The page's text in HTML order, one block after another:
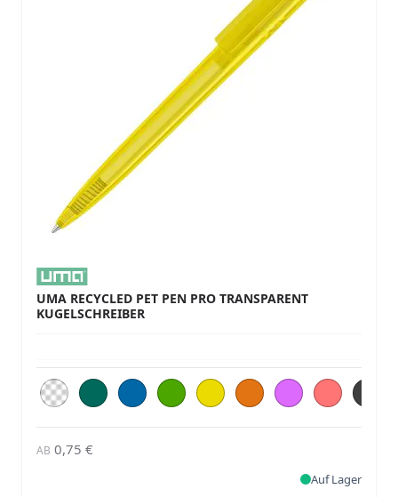
UMA RECYCLED PET PEN PRO TRANSPARENT
KUGELSCHREIBER
AB 0,75 €
Auf Lager